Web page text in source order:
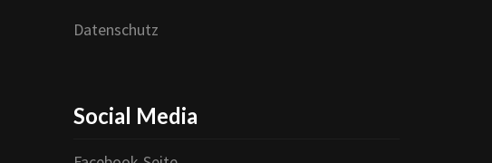
Datenschutz
Social Media